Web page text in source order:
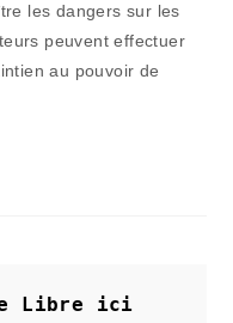
les dangers sur les
peuvent effectuer
au pouvoir de
Libre ici